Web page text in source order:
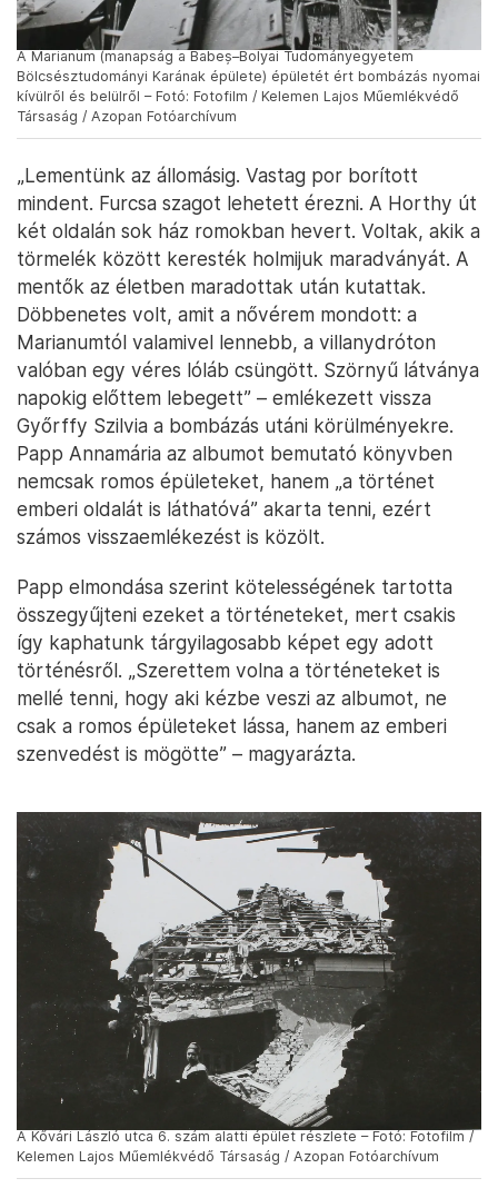
A Marianum (manapság a Babeș–Bolyai Tudományegyetem
Bölcsésztudományi Karának épülete) épületét ért bombázás nyomai
kívülről és belülről – Fotó: Fotofilm / Kelemen Lajos Műemlékvédő
Társaság / Azopan Fotóarchívum
„Lementünk az állomásig. Vastag por borított
mindent. Furcsa szagot lehetett érezni. A Horthy út
két oldalán sok ház romokban hevert. Voltak, akik a
törmelék között keresték holmijuk maradványát. A
mentők az életben maradottak után kutattak.
Döbbenetes volt, amit a nővérem mondott: a
Marianumtól valamivel lennebb, a villanydróton
valóban egy véres lóláb csüngött. Szörnyű látványa
napokig előttem lebegett” – emlékezett vissza
Győrffy Szilvia a bombázás utáni körülményekre.
Papp Annamária az albumot bemutató könyvben
nemcsak romos épületeket, hanem „a történet
emberi oldalát is láthatóvá” akarta tenni, ezért
számos visszaemlékezést is közölt.
Papp elmondása szerint kötelességének tartotta
összegyűjteni ezeket a történeteket, mert csakis
így kaphatunk tárgyilagosabb képet egy adott
történésről. „Szerettem volna a történeteket is
mellé tenni, hogy aki kézbe veszi az albumot, ne
csak a romos épületeket lássa, hanem az emberi
szenvedést is mögötte” – magyarázta.
A Kővári László utca 6. szám alatti épület részlete – Fotó: Fotofilm /
Kelemen Lajos Műemlékvédő Társaság / Azopan Fotóarchívum